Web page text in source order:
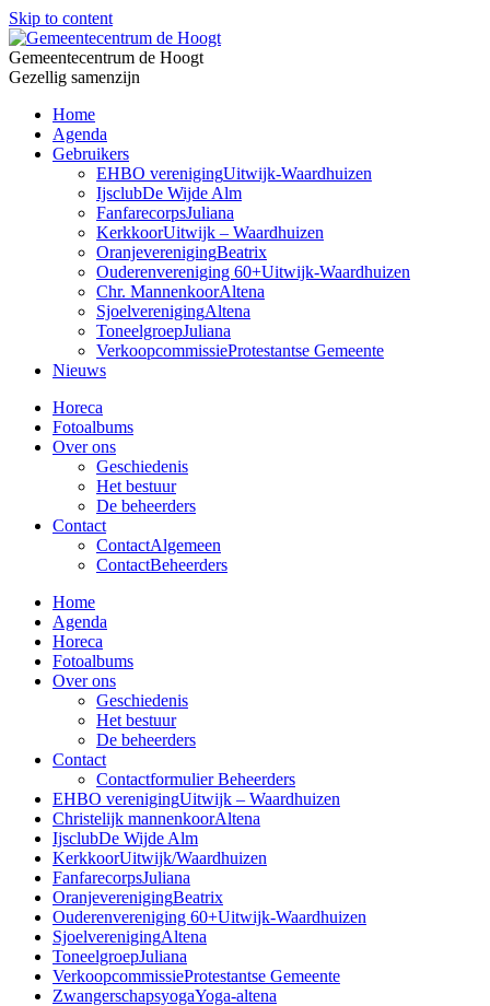
Skip to content
Gemeentecentrum de Hoogt
Gezellig samenzijn
Home
Agenda
Gebruikers
EHBO verenigingUitwijk-Waardhuizen
IjsclubDe Wijde Alm
FanfarecorpsJuliana
KerkkoorUitwijk – Waardhuizen
OranjeverenigingBeatrix
Ouderenvereniging 60+Uitwijk-Waardhuizen
Chr. MannenkoorAltena
SjoelverenigingAltena
ToneelgroepJuliana
VerkoopcommissieProtestantse Gemeente
Nieuws
Horeca
Fotoalbums
Over ons
Geschiedenis
Het bestuur
De beheerders
Contact
ContactAlgemeen
ContactBeheerders
Home
Agenda
Horeca
Fotoalbums
Over ons
Geschiedenis
Het bestuur
De beheerders
Contact
Contactformulier Beheerders
EHBO verenigingUitwijk – Waardhuizen
Christelijk mannenkoorAltena
IjsclubDe Wijde Alm
KerkkoorUitwijk/Waardhuizen
FanfarecorpsJuliana
OranjeverenigingBeatrix
Ouderenvereniging 60+Uitwijk-Waardhuizen
SjoelverenigingAltena
ToneelgroepJuliana
VerkoopcommissieProtestantse Gemeente
ZwangerschapsyogaYoga-altena